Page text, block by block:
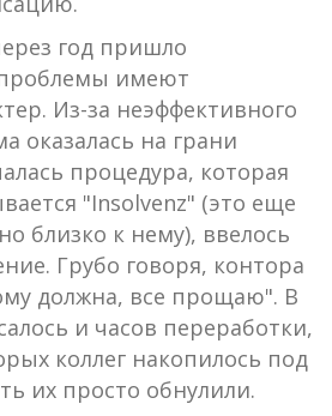
год пришло
имеют
Из-за неэффективного
оказалась на грани
процедура, которая
"Insolvenz" (это еще
близко к нему), ввелось
Грубо говоря, контора
должна, все прощаю". В
и часов переработки,
коллег накопилось под
их просто обнулили.